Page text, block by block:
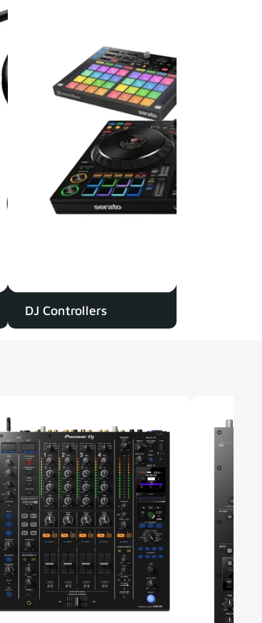
DJ Controllers